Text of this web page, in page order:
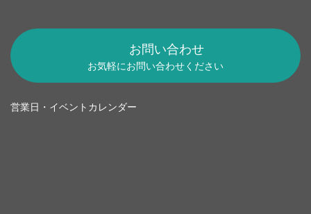
お問い合わせ
お気軽にお問い合わせください
営業日・イベントカレンダー